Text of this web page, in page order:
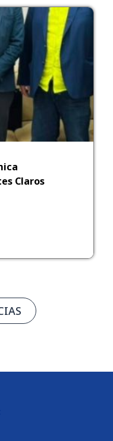
Claros